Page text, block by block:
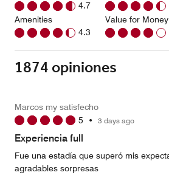
4.7
Amenities
4.3
Value for Money
1874 opiniones
Marcos my satisfecho
5 • 3 days ago
Experiencia full
Fue una estadía que superó mis
agradables sorpresas